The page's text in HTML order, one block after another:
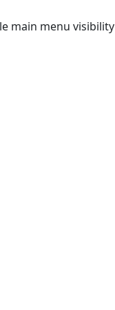
main menu visibility